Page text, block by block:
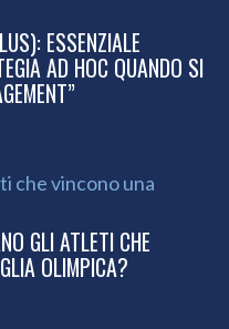
ESSENZIALE
AD HOC QUANDO SI
GLI ATLETI CHE
OLIMPICA?